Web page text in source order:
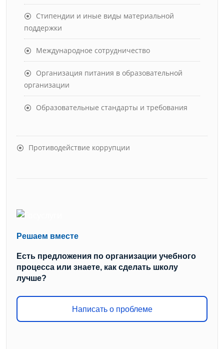
Стипендии и иные виды материальной
поддержки
Международное сотрудничество
Организация питания в образовательной
организации
Образовательные стандарты и требования
Противодействие коррупции
Решаем вместе
Есть предложения по организации учебного
процесса или знаете, как сделать школу
лучше?
Написать о проблеме